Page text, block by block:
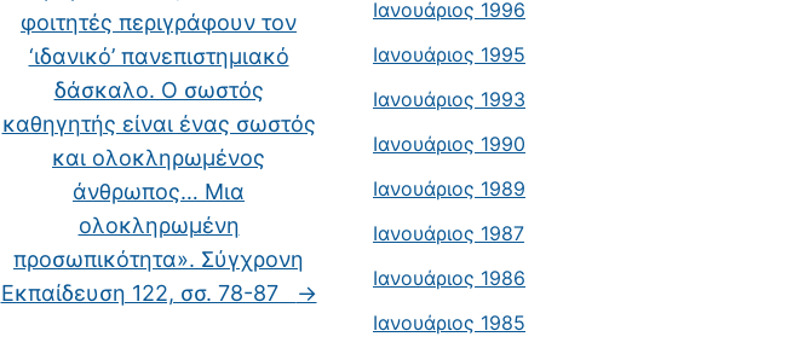
φοιτητές περιγράφουν τον
‘ιδανικό’ πανεπιστημιακό
δάσκαλο. Ο σωστός
καθηγητής είναι ένας σωστός
και ολοκληρωμένος
άνθρωπος… Mια
ολοκληρωμένη
προσωπικότητα». Σύγχρονη
Eκπαίδευση 122, σσ. 78-87
→
Ιανουάριος 1996
Ιανουάριος 1995
Ιανουάριος 1993
Ιανουάριος 1990
Ιανουάριος 1989
Ιανουάριος 1987
Ιανουάριος 1986
Ιανουάριος 1985